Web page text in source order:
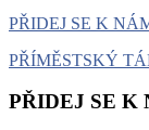
PŘIDEJ SE K
PŘÍMĚSTSKÝ
PŘIDEJ SE K